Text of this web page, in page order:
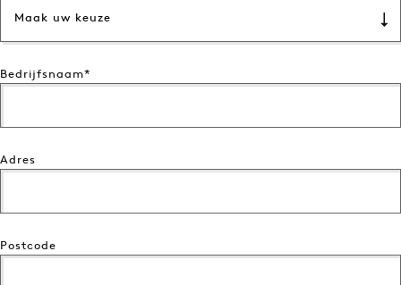
Maak uw keuze
Bedrijfsnaam
Adres
Postcode